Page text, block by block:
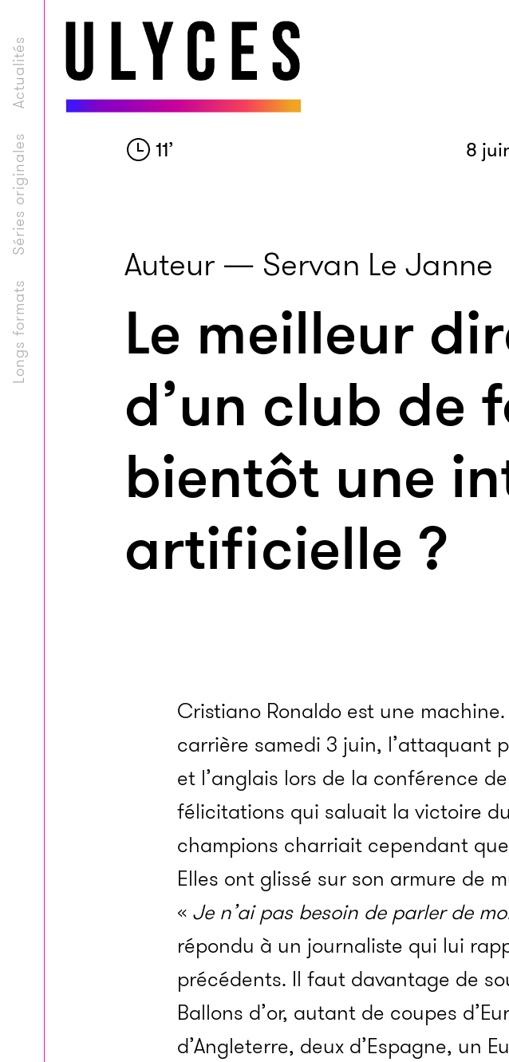
Longs formats
Séries originales
Actualités
11’ 8
Auteur — Servan Le Janne
Le meilleur
d’un club de
bientôt une
artificielle ?
Cristiano Ronaldo est une
carrière samedi 3 juin, l’attaquant
et l’anglais lors de la conférence
félicitations qui saluait la victoire
champions charriait cependant
Elles ont glissé sur son armure de
« Je n’ai pas besoin de parler de
répondu à un journaliste qui lui
précédents. Il faut davantage de
Ballons d’or, autant de coupes
d’Angleterre, deux d’Espagne, un